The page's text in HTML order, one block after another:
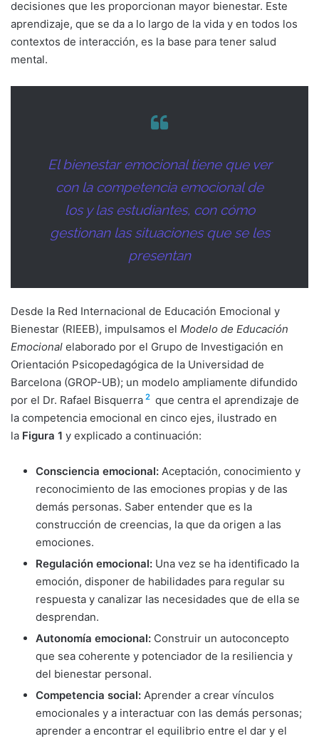
decisiones que les proporcionan mayor bienestar. Este
aprendizaje, que se da a lo largo de la vida y en todos los
contextos de interacción, es la base para tener salud
mental.
El bienestar emocional tiene que ver
con la competencia emocional de
los y las estudiantes, con cómo
gestionan las situaciones que se les
presentan
Desde la Red Internacional de Educación Emocional y
Bienestar (RIEEB), impulsamos el Modelo de Educación
Emocional elaborado por el Grupo de Investigación en
Orientación Psicopedagógica de la Universidad de
Barcelona (GROP-UB); un modelo ampliamente difundido
por el Dr. Rafael Bisquerra 2 que centra el aprendizaje de
la competencia emocional en cinco ejes, ilustrado en
la Figura 1 y explicado a continuación:
Consciencia emocional: Aceptación, conocimiento y
reconocimiento de las emociones propias y de las
demás personas. Saber entender que es la
construcción de creencias, la que da origen a las
emociones.
Regulación emocional: Una vez se ha identificado la
emoción, disponer de habilidades para regular su
respuesta y canalizar las necesidades que de ella se
desprendan.
Autonomía emocional: Construir un autoconcepto
que sea coherente y potenciador de la resiliencia y
del bienestar personal.
Competencia social: Aprender a crear vínculos
emocionales y a interactuar con las demás personas;
aprender a encontrar el equilibrio entre el dar y el